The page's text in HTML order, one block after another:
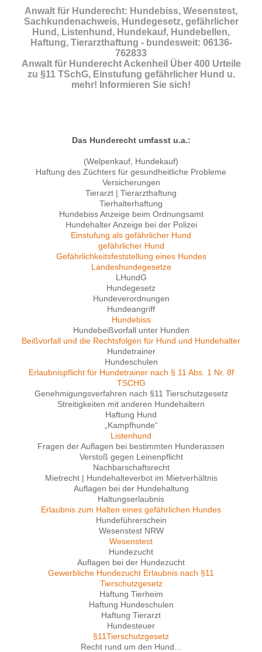
Anwalt für Hunderecht: Hundebiss, Wesenstest,
Sachkundenachweis, Hundegesetz, gefährlicher
Hund, Listenhund, Hundekauf, Hundebellen,
Haftung, Tierarzthaftung - bundesweit: 06136-
762833
Anwalt für Hunderecht Ackenheil Über 400 Urteile
zu §11 TSchG, Einstufung gefährlicher Hund u.
mehr! Informieren Sie sich!
Das Hunderecht umfasst u.a.:
(Welpenkauf, Hundekauf)
Haftung des Züchters für gesundheitliche Probleme
Versicherungen
Tierarzt | Tierarzthaftung
Tierhalterhaftung
Hundebiss Anzeige beim Ordnungsamt
Hundehalter Anzeige bei der Polizei
Einstufung als gefährlicher Hund
gefährlicher Hund
Gefährlichkeitsfeststellung eines Hundes
Landeshundegesetze
LHundG
Hundegesetz
Hundeverordnungen
Hundeangriff
Hundebiss
Hundebeißvorfall unter Hunden
Beißvorfall und die Rechtsfolgen für Hund und Hundehalter
Hundetrainer
Hundeschulen
Erlaubnispflicht für Hundetrainer nach § 11 Abs. 1 Nr. 8f
TSCHG
Genehmigungsverfahren nach §11 Tierschutzgesetz
Streitigkeiten mit anderen Hundehaltern
Haftung Hund
„Kampfhunde“
Listenhund
Fragen der Auflagen bei bestimmten Hunderassen
Verstoß gegen Leinenpflicht
Nachbarschaftsrecht
Mietrecht | Hundehalteverbot im Mietverhältnis
Auflagen bei der Hundehaltung
Haltungserlaubnis
Erlaubnis zum Halten eines gefährlichen Hundes
Hundeführerschein
Wesenstest NRW
Wesenstest
Hundezucht
Auflagen bei der Hundezucht
Gewerbliche Hundezucht Erlaubnis nach §11
Tierschutzgesetz
Haftung Tierheim
Haftung Hundeschulen
Haftung Tierarzt
Hundesteuer
§11Tierschutzgesetz
Recht rund um den Hund...